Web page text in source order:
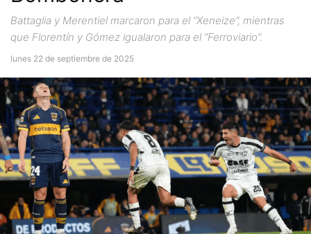
Battaglia y Merentiel marcaron para el “Xeneize”, mientras
que Florentín y Gómez igualaron para el “Ferroviario”.
lunes 22 de septiembre de 2025